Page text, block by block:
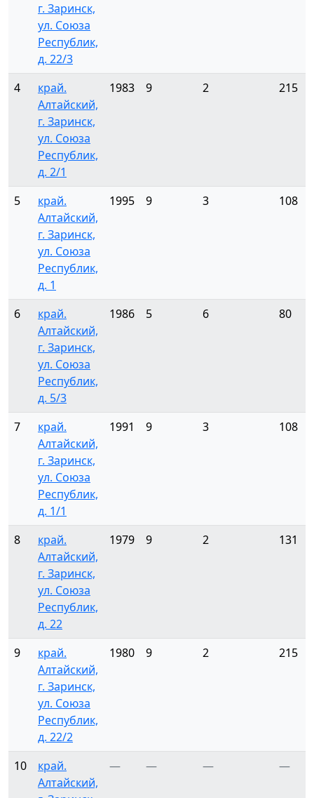
г. Заринск,
ул. Союза
Республик,
д. 22/3
4
край.
Алтайский,
г. Заринск,
ул. Союза
Республик,
д. 2/1
1983 9 2 215
5
край.
Алтайский,
г. Заринск,
ул. Союза
Республик,
д. 1
1995 9 3 108
6
край.
Алтайский,
г. Заринск,
ул. Союза
Республик,
д. 5/3
1986 5 6 80
7
край.
Алтайский,
г. Заринск,
ул. Союза
Республик,
д. 1/1
1991 9 3 108
8
край.
Алтайский,
г. Заринск,
ул. Союза
Республик,
д. 22
1979 9 2 131
9
край.
Алтайский,
г. Заринск,
ул. Союза
Республик,
д. 22/2
1980 9 2 215
10
край.
Алтайский,
— — — —